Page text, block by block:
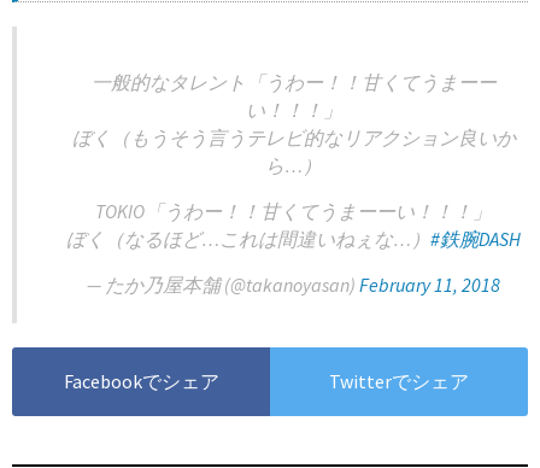
一般的なタレント「うわー！！甘くてうまーー
い！！！」
ぼく（もうそう言うテレビ的なリアクション良いか
ら…）
TOKIO「うわー！！甘くてうまーーい！！！」
ぼく（なるほど…これは間違いねぇな…） #鉄腕DASH
— たか乃屋本舗 (@takanoyasan) February 11, 2018
Facebookでシェア Twitterでシェア